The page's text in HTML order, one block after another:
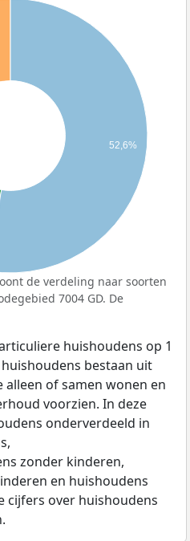
52,6%
de verdeling naar soorten
7004 GD. De
huishoudens op 1
bestaan uit
of samen wonen en
voorzien. In deze
onderverdeeld in
zonder kinderen,
en huishoudens
cijfers over huishoudens